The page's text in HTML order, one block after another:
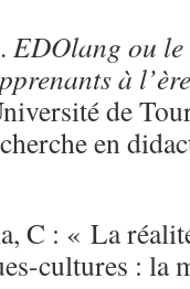
. EDOlang ou le
à
de
en
C : « La
cultures :